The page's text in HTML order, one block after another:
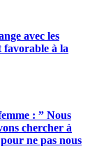
avec les
favorable à la
: ” Nous
chercher à
ne pas nous